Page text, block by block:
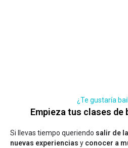
¿Te gustaría
Empieza tus clases de
Si llevas tiempo queriendo salir de
nuevas experiencias y conocer a